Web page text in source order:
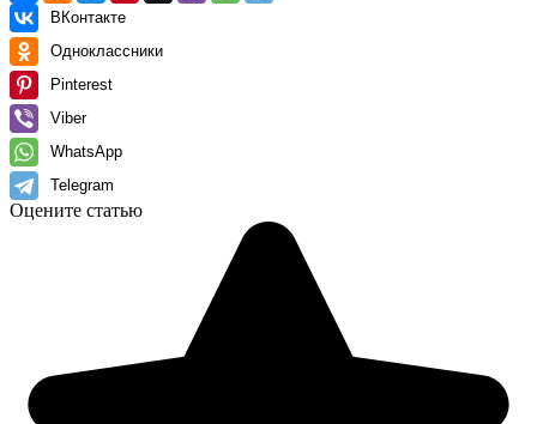
ВКонтакте
Одноклассники
Pinterest
Viber
WhatsApp
Telegram
Оцените статью